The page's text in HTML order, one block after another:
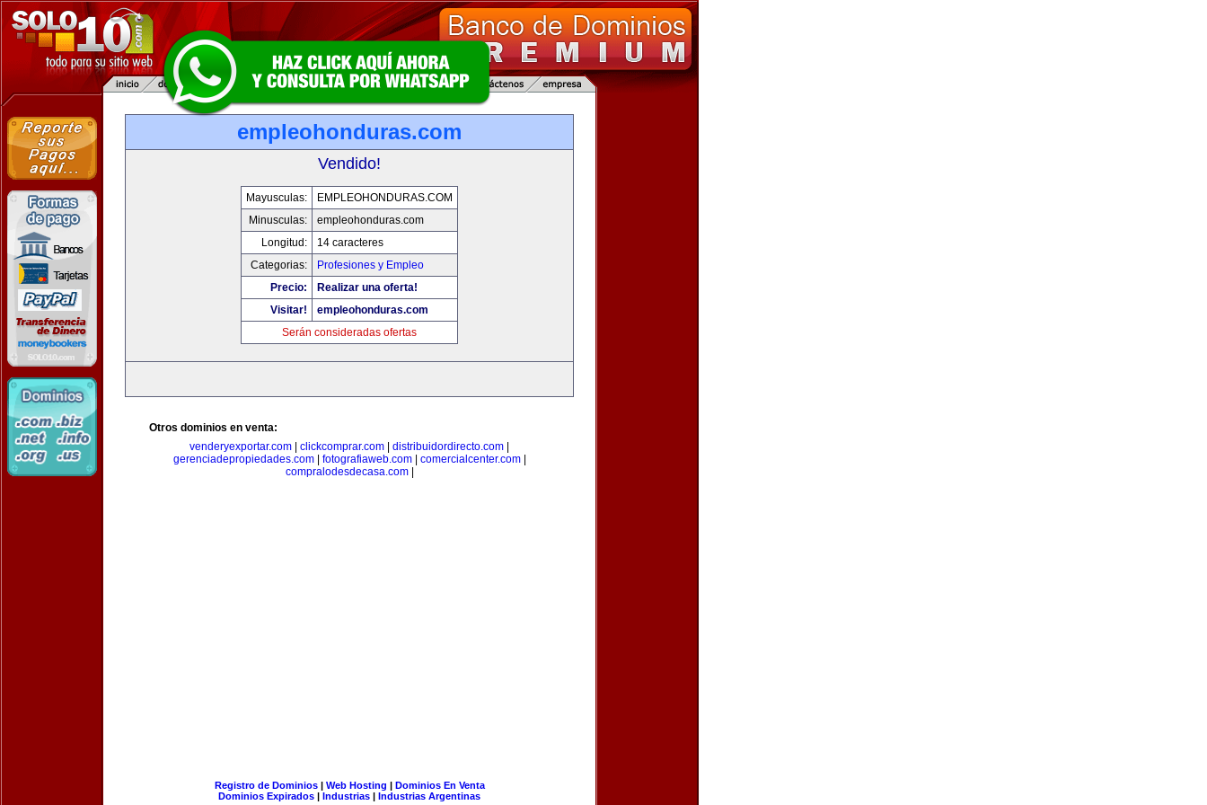
empleohonduras.com
Vendido!
Mayusculas:
EMPLEOHONDURAS.COM
Minusculas:
empleohonduras.com
Longitud:
14 caracteres
Categorias:
Profesiones y Empleo
Precio:
Realizar una oferta!
Visitar!
empleohonduras.com
Serán consideradas ofertas
Otros dominios en venta:
venderyexportar.com
clickcomprar.com distribuidordirecto.com
gerenciadepropiedades.com| fotografiaweb.com| comercialcenter.com|
compralodesdecasa.com|
Registro de Dominios| Web Hosting | Dominios En Venta
Dominios Expirados | Industrias | Industrias Argentinas